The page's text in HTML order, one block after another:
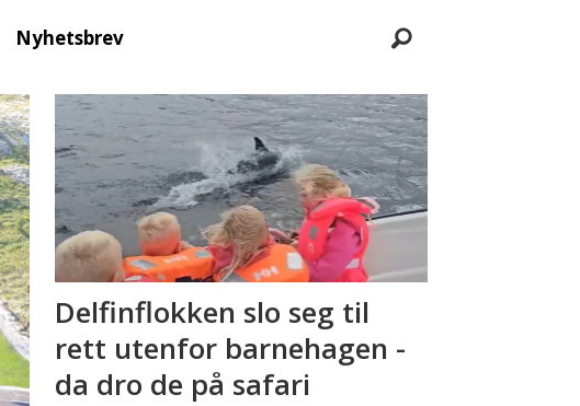
Nyhetsbrev
Delfinflokken slo seg til
rett utenfor barnehagen -
da dro de på safari